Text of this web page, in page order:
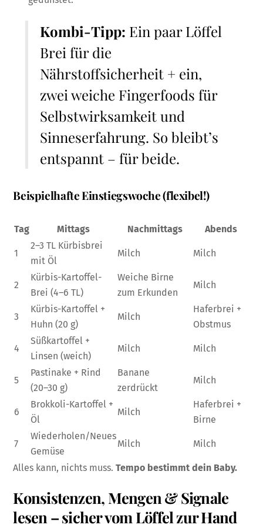
Kombi-Tipp: Ein paar Löffel
Brei für die
Nährstoffsicherheit + ein,
zwei weiche Fingerfoods für
Selbstwirksamkeit und
Sinneserfahrung. So bleibt’s
entspannt – für beide.
Beispielhafte Einstiegswoche (flexibel!)
Tag Mittags Nachmittags Abends
1
2–3 TL Kürbisbrei
mit Öl
Milch Milch
2
Kürbis-Kartoffel-
Brei (4–6 TL)
Weiche Birne
zum Erkunden
Milch
3
Kürbis-Kartoffel +
Huhn (20 g)
Milch
Haferbrei +
Obstmus
4
Süßkartoffel +
Linsen (weich)
Milch Milch
5
Pastinake + Rind
(20–30 g)
Banane
zerdrückt
Milch
6
Brokkoli-Kartoffel +
Öl
Milch
Haferbrei +
Birne
7
Wiederholen/Neues
Gemüse
Milch Milch
Alles kann, nichts muss.Tempo bestimmt dein Baby.
Konsistenzen, Mengen & Signale
lesen – sicher vom Löffel zur Hand